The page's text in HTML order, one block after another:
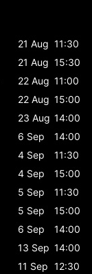
21 Aug 11:30
21 Aug 15:30
22 Aug 11:00
22 Aug 15:00
23 Aug 14:00
6 Sep
14:00
4 Sep
11:30
4 Sep
15:00
5 Sep
11:30
5 Sep
15:00
6 Sep
14:00
13 Sep 14:00
11 Sep 12:30